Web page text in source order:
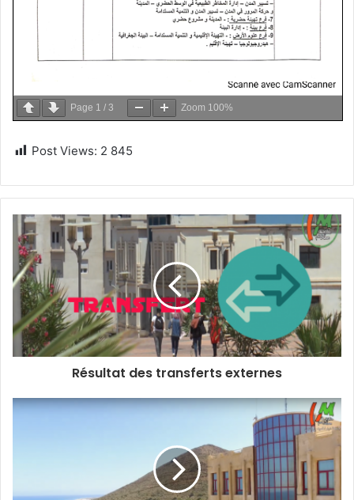
Page 1 / 3 Zoom 100%
Post Views: 2 845
Résultat des transferts externes